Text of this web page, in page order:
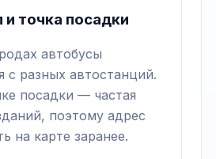
и точка посадки
автобусы
с разных автостанций.
посадки — частая
поэтому адрес
на карте заранее.